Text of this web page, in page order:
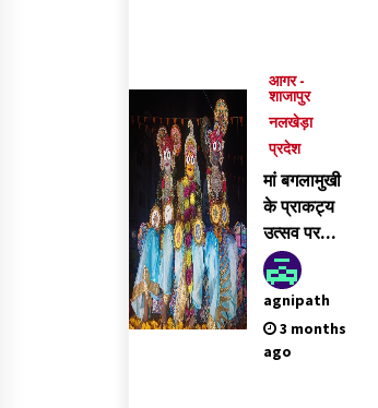
आगर -
शाजापुर
नलखेड़ा
प्रदेश
मां बगलामुखी
के प्राकट्य
उत्सव पर
धूमधाम से
निकला भव्य
चल समारोह
agnipath
3 months
ago